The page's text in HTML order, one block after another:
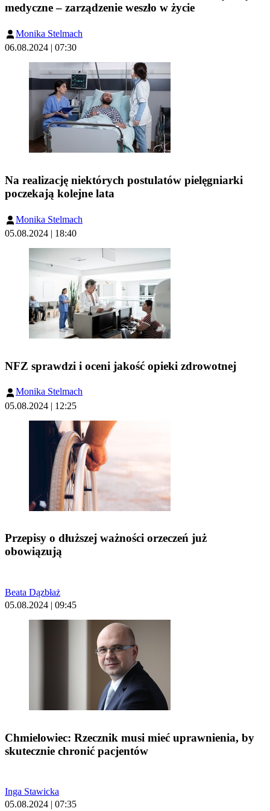
medyczne – zarządzenie weszło w życie
Monika Stelmach
06.08.2024 | 07:30
Na realizację niektórych postulatów pielęgniarki
poczekają kolejne lata
Monika Stelmach
05.08.2024 | 18:40
NFZ sprawdzi i oceni jakość opieki zdrowotnej
Monika Stelmach
05.08.2024 | 12:25
Przepisy o dłuższej ważności orzeczeń już
obowiązują
Beata Dązbłaż
05.08.2024 | 09:45
Chmielowiec: Rzecznik musi mieć uprawnienia, by
skutecznie chronić pacjentów
Inga Stawicka
05.08.2024 | 07:35